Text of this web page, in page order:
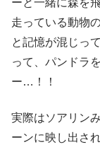
ーと一緒に森を
走っている動物
と記憶が混じっ
って、パンドラ
ー…！！
実際はソアリン
ーンに映し出さ